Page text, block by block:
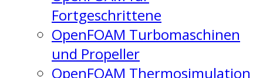
Fortgeschrittene
OpenFOAM Turbomaschinen
und Propeller
OpenFOAM Thermosimulation